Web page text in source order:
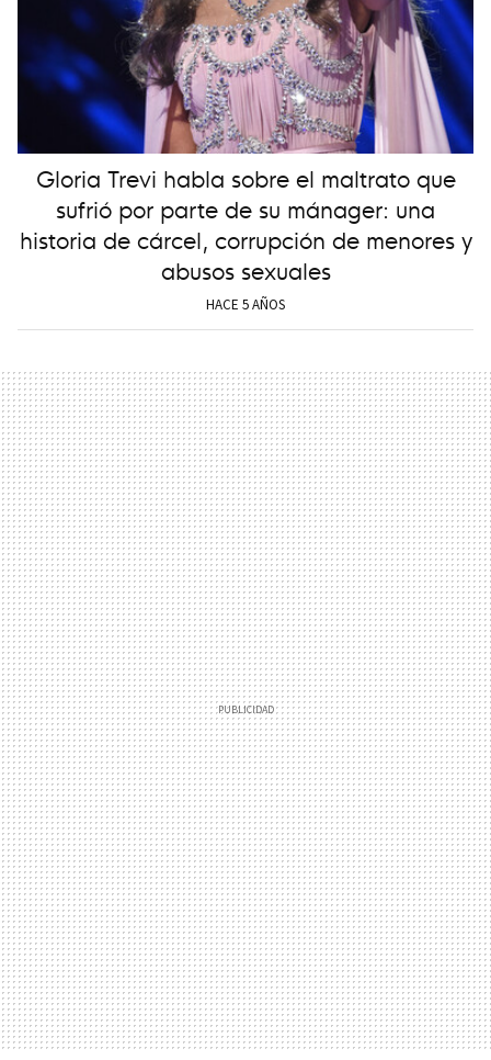
Gloria Trevi habla sobre el maltrato que
sufrió por parte de su mánager: una
historia de cárcel, corrupción de menores y
abusos sexuales
HACE 5 AÑOS